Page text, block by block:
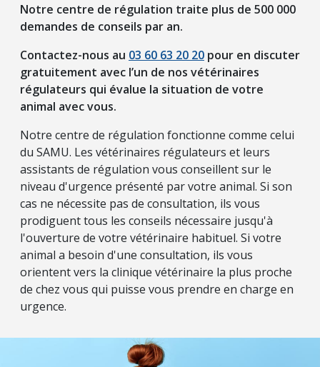
Notre centre de régulation traite plus de 500 000
demandes de conseils par an.
Contactez-nous au 03 60 63 20 20 pour en discuter
gratuitement avec l’un de nos vétérinaires
régulateurs qui évalue la situation de votre
animal avec vous.
Notre centre de régulation fonctionne comme celui
du SAMU. Les vétérinaires régulateurs et leurs
assistants de régulation vous conseillent sur le
niveau d'urgence présenté par votre animal. Si son
cas ne nécessite pas de consultation, ils vous
prodiguent tous les conseils nécessaire jusqu'à
l'ouverture de votre vétérinaire habituel. Si votre
animal a besoin d'une consultation, ils vous
orientent vers la clinique vétérinaire la plus proche
de chez vous qui puisse vous prendre en charge en
urgence.